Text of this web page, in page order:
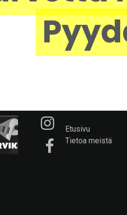
Etusivu
Tietoa meistä